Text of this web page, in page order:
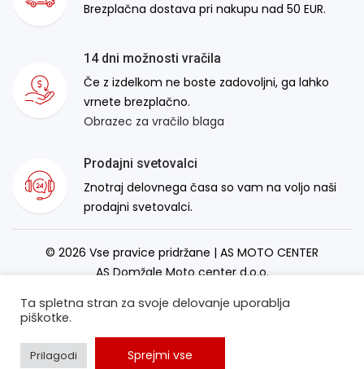
Brezplačna dostava pri nakupu nad 50 EUR.
14 dni možnosti vračila
Če z izdelkom ne boste zadovoljni, ga lahko
vrnete brezplačno.
Obrazec za vračilo blaga
Prodajni svetovalci
Znotraj delovnega časa so vam na voljo naši
prodajni svetovalci.
© 2026 Vse pravice pridržane | AS MOTO CENTER
AS Domžale Moto center d.o.o.
Ta spletna stran za svoje delovanje uporablja
piškotke.
Prilagodi Sprejmi vse